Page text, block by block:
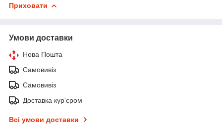
Приховати
Умови доставки
Нова Пошта
Самовивіз
Самовивіз
Доставка кур'єром
Всі умови доставки